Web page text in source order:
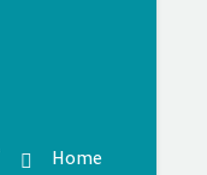
Home